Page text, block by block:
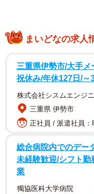
【藤本冬香さんプロフ
ふじもと・ふゆか
2018年12月31日に
まいどなの求人
三重県伊勢市/大手メ
祝休み/年休127日/～
株式会社シスムエンジ
三重県 伊勢市
正社員 / 派遣社員
総合病院内でのデー
未経験歓迎/シフト勤
業
獨協医科大学病院